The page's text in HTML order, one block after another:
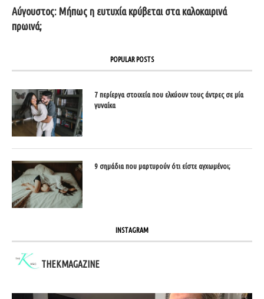
Αύγουστος: Μήπως η ευτυχία κρύβεται στα καλοκαιρινά
πρωινά;
POPULAR POSTS
7 περίεργα στοιχεία που ελκύουν τους άντρες σε μία
γυναίκα
9 σημάδια που μαρτυρούν ότι είστε αγχωμένοι;
INSTAGRAM
THEKMAGAZINE